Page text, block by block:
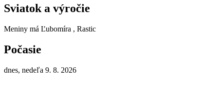
Sviatok a výročie
Meniny má Ľubomíra , Rastic
Počasie
dnes, nedeľa 9. 8. 2026